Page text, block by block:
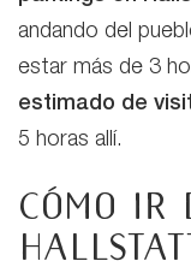
andando del
estar más de 3
estimado de
5 horas allí.
Cómo ir